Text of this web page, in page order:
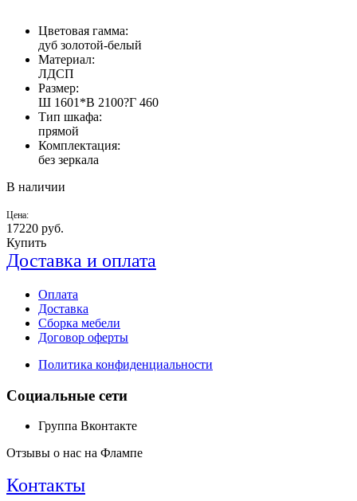
Цветовая гамма:
дуб золотой-белый
Материал:
ЛДСП
Размер:
Ш 1601*В 2100?Г 460
Тип шкафа:
прямой
Комплектация:
без зеркала
В наличии
Цена:
17220 руб.
Купить
Доставка и оплата
Оплата
Доставка
Сборка мебели
Договор оферты
Политика конфиденциальности
Социальные сети
Группа Вконтакте
Отзывы о нас на Флампе
Контакты